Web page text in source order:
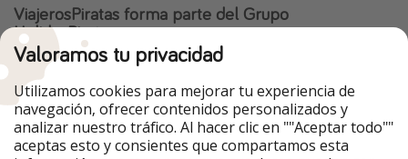
ViajerosPiratas forma parte del Grupo
HolidayPirates
Nuestros mercados
PiratinViaggio
HolidayPirates
VakantiePiraten
WakacyjniPiraci
VoyagesPirates
Ferienpiraten
Urlaubspiraten
Urlaubspiraten
Valoramos tu privacidad
Utilizamos cookies para mejorar tu experiencia de
navegación, ofrecer contenidos personalizados y
analizar nuestro tráfico. Al hacer clic en ""Aceptar todo""
aceptas esto y consientes que compartamos esta